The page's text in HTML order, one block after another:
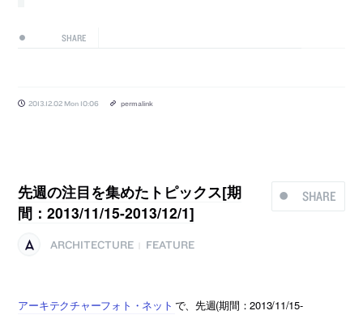
SHARE
2013.12.02 Mon 10:06 permalink
SHARE
先週の注目を集めたトピックス[期
間：2013/11/15-2013/12/1]
ARCHITECTURE FEATURE
アーキテクチャーフォト・ネット で、先週(期間：2013/11/15-